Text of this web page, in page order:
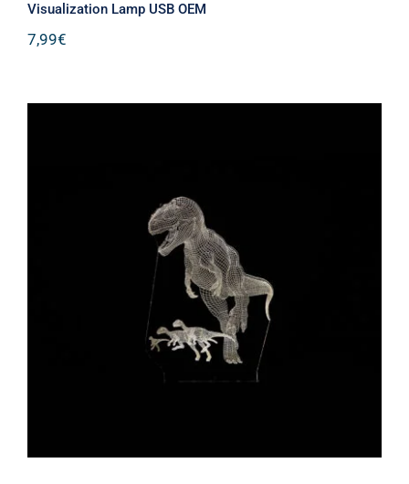
Visualization Lamp USB ΟΕΜ
7,99€
Δεινόσαυροι Διακοσμητικό Φωτιστικό
Illusion-3D Creative Visualization
Lamp USB ΟΕΜ